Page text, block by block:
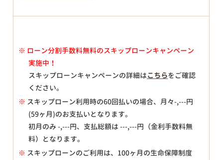
※ ローン分割手数料無料のスキップローンキャンペーン
実施中！
スキップローンキャンペーンの詳細はこちらをご確認
ください。
※ スキップローン利用時の60回払いの場合、月々-,---円
(59ヶ月)のお支払いとなります。
初月のみ-,---円、支払総額は---,---円（金利手数料無
料）となります。
※ スキップローンのご利用は、100ヶ月の生命保障制度